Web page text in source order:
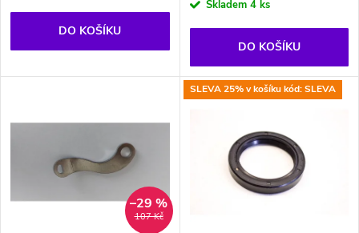
o
d
d
u
t
DO KOŠÍKU
Skladem 4 ks
DO KOŠÍKU
107 Kč
–29 %
SLEVA 25% v košíku kód: SLEVA